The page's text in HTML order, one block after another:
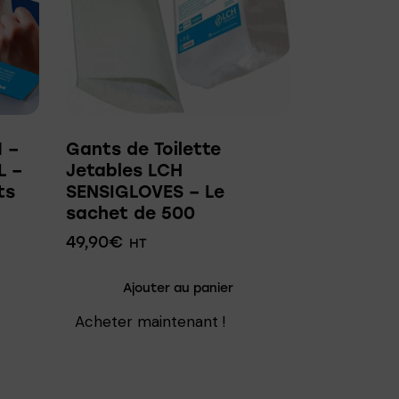
–
–
Gants de Toilette
Jetables LCH
SENSIGLOVES – Le
sachet de 500
49,90€ HT
Ajouter au panier
Acheter maintenant !